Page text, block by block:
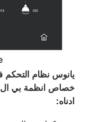
يانوس نظام التحكم
خصاص انظمة بي
ادناه: